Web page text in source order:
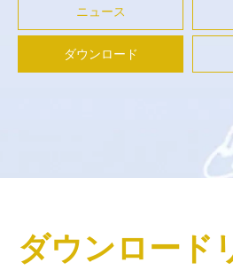
ニュース
ダウンロード
ダウンロード